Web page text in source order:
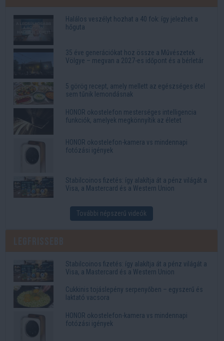
Halálos veszélyt hozhat a 40 fok: így jelezhet a
hőguta
35 éve generációkat hoz össze a Művészetek
Völgye – megvan a 2027-es időpont és a bérletár
5 görög recept, amely mellett az egészséges étel
sem tűnik lemondásnak
HONOR okostelefon mesterséges intelligencia
funkciók, amelyek megkönnyítik az életet
HONOR okostelefon-kamera vs mindennapi
fotózási igények
Stabilcoinos fizetés: így alakítja át a pénz világát a
Visa, a Mastercard és a Western Union
További népszerű videók
Stabilcoinos fizetés: így alakítja át a pénz világát a
Visa, a Mastercard és a Western Union
Cukkinis tojáslepény serpenyőben – egyszerű és
laktató vacsora
HONOR okostelefon-kamera vs mindennapi
fotózási igények